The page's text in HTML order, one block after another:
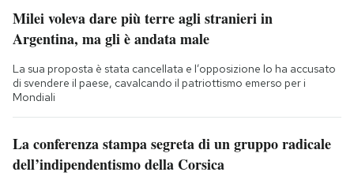
Milei voleva dare più terre agli stranieri in
Argentina, ma gli è andata male
La sua proposta è stata cancellata e l’opposizione lo ha accusato
di svendere il paese, cavalcando il patriottismo emerso per i
Mondiali
La conferenza stampa segreta di un gruppo radicale
dell’indipendentismo della Corsica